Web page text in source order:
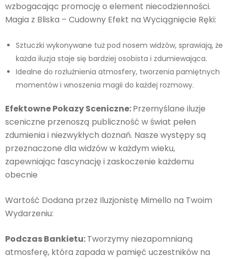
wzbogacając promocję o element niecodzienności.
Magia z Bliska – Cudowny Efekt na Wyciągnięcie Ręki:
Sztuczki wykonywane tuż pod nosem widzów, sprawiają, że
każda iluzja staje się bardziej osobista i zdumiewająca.
Idealne do rozluźnienia atmosfery, tworzenia pamiętnych
momentów i wnoszenia magii do każdej rozmowy.
Efektowne Pokazy Sceniczne:Przemyślane iluzje
sceniczne przenoszą publiczność w świat pełen
zdumienia i niezwykłych doznań. Nasze występy są
przeznaczone dla widzów w każdym wieku,
zapewniając fascynację i zaskoczenie każdemu
obecnie
Wartość Dodana przez Iluzjonistę Mimello na Twoim
Wydarzeniu:
Podczas Bankietu:Tworzymy niezapomnianą
atmosferę, która zapada w pamięć uczestników na